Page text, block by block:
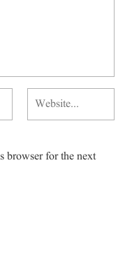
browser for the next